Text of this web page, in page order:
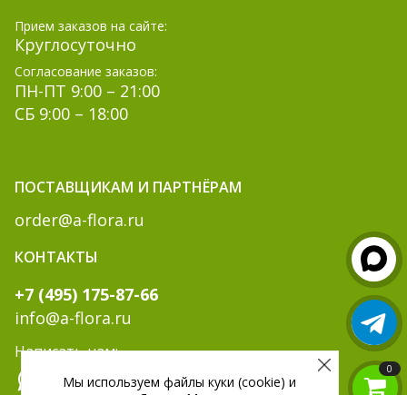
Прием заказов на сайте:
Круглосуточно
Согласование заказов:
ПН-ПТ 9:00 – 21:00
СБ 9:00 – 18:00
ПОСТАВЩИКАМ И ПАРТНЁРАМ
order@a-flora.ru
КОНТАКТЫ
+7 (495) 175-87-66
info@a-flora.ru
Написать нам:
0
Мы используем файлы куки (cookie) и